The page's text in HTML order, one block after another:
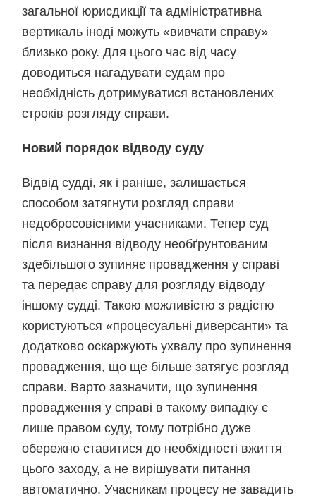
загальної юрисдикції та адміністративна
вертикаль іноді можуть «вивчати справу»
близько року. Для цього час від часу
доводиться нагадувати судам про
необхідність дотримуватися встановлених
строків розгляду справи.
Новий порядок відводу суду
Відвід судді, як і раніше, залишається
способом затягнути розгляд справи
недобросовісними учасниками. Тепер суд
після визнання відводу необґрунтованим
здебільшого зупиняє провадження у справі
та передає справу для розгляду відводу
іншому судді. Такою можливістю з радістю
користуються «процесуальні диверсанти» та
додатково оскаржують ухвалу про зупинення
провадження, що ще більше затягує розгляд
справи. Варто зазначити, що зупинення
провадження у справі в такому випадку є
лише правом суду, тому потрібно дуже
обережно ставитися до необхідності вжиття
цього заходу, а не вирішувати питання
автоматично. Учасникам процесу не завадить